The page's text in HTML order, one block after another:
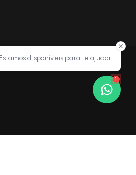
disponíveis para te ajudar.
1
IMOBILIÁRIOS RP - Todos